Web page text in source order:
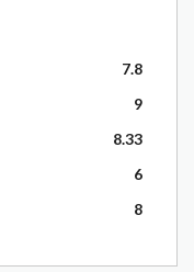
7.8
9
8.33
6
8